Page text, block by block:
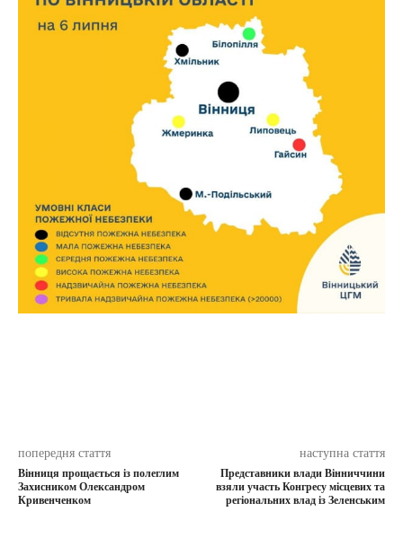
попередня стаття
Вінниця прощається із полеглим
Захисником Олександром
Кривенченком
наступна стаття
Представники влади Вінниччини
взяли участь Конгресу місцевих та
регіональних влад із Зеленським